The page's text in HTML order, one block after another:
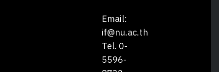
Email:
if@nu.ac.th
Tel. 0-
5596-